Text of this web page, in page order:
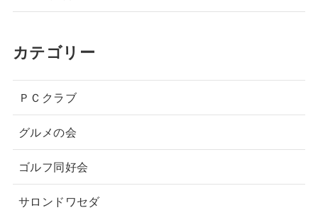
カテゴリー
ＰＣクラブ
グルメの会
ゴルフ同好会
サロンドワセダ